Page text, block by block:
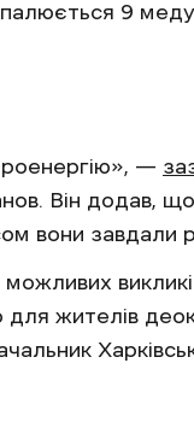
9
—
Він додав, що
вони завдали
жителів